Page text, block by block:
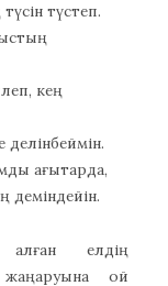
түстеп.
кең
ағытарда,
деміндейін.
елдің
жаңаруына ой